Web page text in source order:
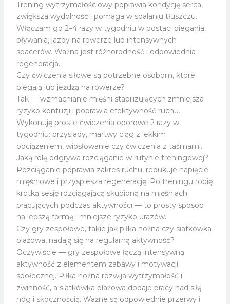
Trening wytrzymałościowy poprawia kondycję serca,
zwiększa wydolność i pomaga w spalaniu tłuszczu.
Włączam go 2–4 razy w tygodniu w postaci biegania,
pływania, jazdy na rowerze lub intensywnych
spacerów. Ważna jest różnorodność i odpowiednia
regeneracja.
Czy ćwiczenia siłowe są potrzebne osobom, które
biegają lub jeżdżą na rowerze?
Tak — wzmacnianie mięśni stabilizujących zmniejsza
ryzyko kontuzji i poprawia efektywność ruchu.
Wykonuję proste ćwiczenia oporowe 2 razy w
tygodniu: przysiady, martwy ciąg z lekkim
obciążeniem, wiosłowanie czy ćwiczenia z taśmami.
Jaką rolę odgrywa rozciąganie w rutynie treningowej?
Rozciąganie poprawia zakres ruchu, redukuje napięcie
mięśniowe i przyspiesza regenerację. Po treningu robię
krótką sesję rozciągającą skupioną na mięśniach
pracujących podczas aktywności — to prosty sposób
na lepszą formę i mniejsze ryzyko urazów.
Czy gry zespołowe, takie jak piłka nożna czy siatkówka
plażowa, nadają się na regularną aktywność?
Oczywiście — gry zespołowe łączą intensywną
aktywność z elementem zabawy i motywacji
społecznej. Piłka nożna rozwija wytrzymałość i
zwinność, a siatkówka plażowa dodaje pracy nad siłą
nóg i skocznością. Ważne są odpowiednie przerwy i